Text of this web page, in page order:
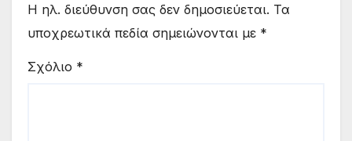
Η ηλ. διεύθυνση σας δεν δημοσιεύεται. Τα
υποχρεωτικά πεδία σημειώνονται με *
Σχόλιο *